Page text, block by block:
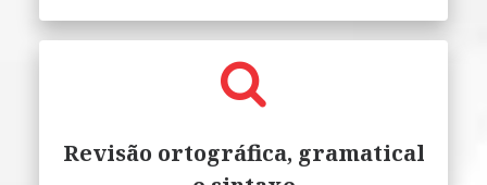
Revisão ortográfica, gramatical